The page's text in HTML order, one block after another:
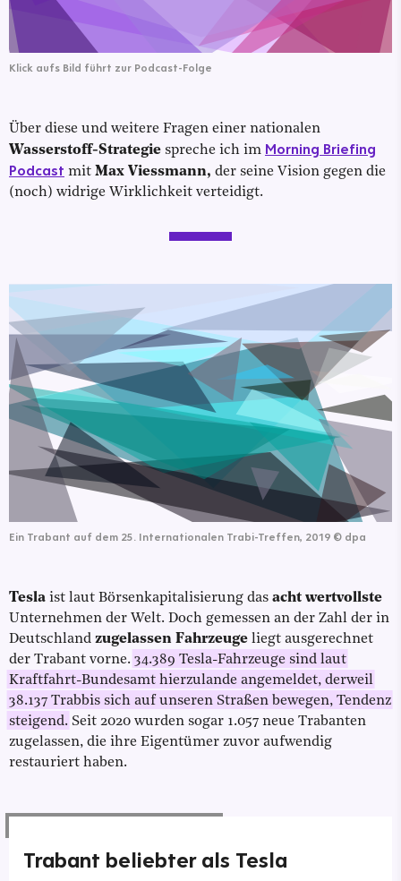
Klick aufs Bild führt zur Podcast-Folge
Über diese und weitere Fragen einer nationalen
Wasserstoff-Strategie spreche ich im Morning Briefing
Podcast mit Max Viessmann, der seine Vision gegen die
(noch) widrige Wirklichkeit verteidigt.
Ein Trabant auf dem 25. Internationalen Trabi-Treffen, 2019 © dpa
Tesla ist laut Börsenkapitalisierung das acht wertvollste
Unternehmen der Welt. Doch gemessen an der Zahl der in
Deutschland zugelassen Fahrzeuge liegt ausgerechnet
der Trabant vorne. 34.389 Tesla-Fahrzeuge sind laut
Kraftfahrt-Bundesamt hierzulande angemeldet, derweil
38.137 Trabbis sich auf unseren Straßen bewegen, Tendenz
steigend. Seit 2020 wurden sogar 1.057 neue Trabanten
zugelassen, die ihre Eigentümer zuvor aufwendig
restauriert haben.
Trabant beliebter als Tesla